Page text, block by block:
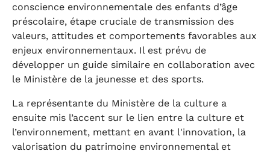
conscience environnementale des enfants d’âge
préscolaire, étape cruciale de transmission des
valeurs, attitudes et comportements favorables aux
enjeux environnementaux. Il est prévu de
développer un guide similaire en collaboration avec
le Ministère de la jeunesse et des sports.
La représentante du Ministère de la culture a
ensuite mis l’accent sur le lien entre la culture et
l’environnement, mettant en avant l'innovation, la
valorisation du patrimoine environnemental et